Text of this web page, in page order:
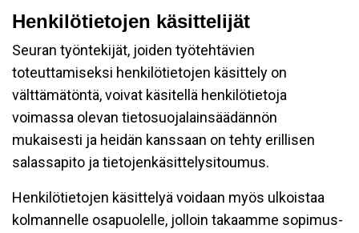
Henkilötietojen käsittelijät
Seuran työntekijät, joiden työtehtävien
toteuttamiseksi henkilötietojen käsittely on
välttämätöntä, voivat käsitellä henkilötietoja
voimassa olevan tietosuojalainsäädännön
mukaisesti ja heidän kanssaan on tehty erillisen
salassapito ja tietojenkäsittelysitoumus.
Henkilötietojen käsittelyä voidaan myös ulkoistaa
kolmannelle osapuolelle, jolloin takaamme sopimus-